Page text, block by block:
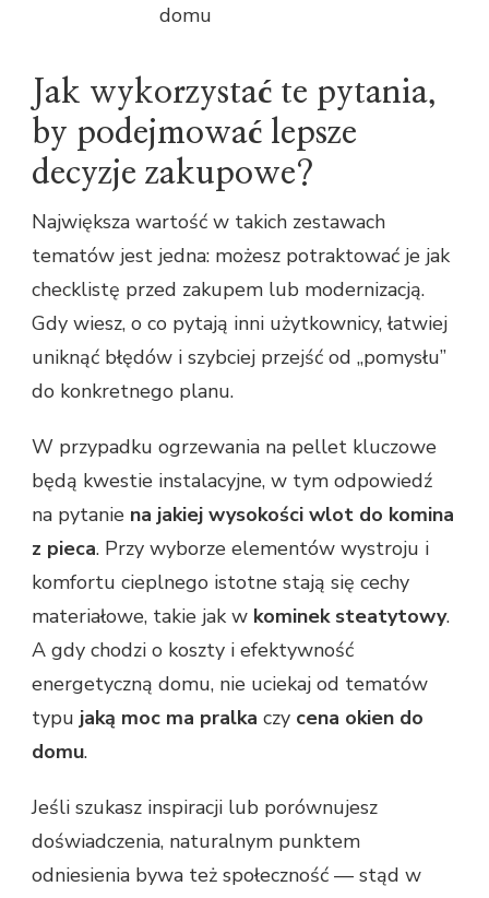
domu
Jak wykorzystać te pytania,
by podejmować lepsze
decyzje zakupowe?
Największa wartość w takich zestawach
tematów jest jedna: możesz potraktować je jak
checklistę przed zakupem lub modernizacją.
Gdy wiesz, o co pytają inni użytkownicy, łatwiej
uniknąć błędów i szybciej przejść od „pomysłu”
do konkretnego planu.
W przypadku ogrzewania na pellet kluczowe
będą kwestie instalacyjne, w tym odpowiedź
na pytanie na jakiej wysokości wlot do komina
z pieca. Przy wyborze elementów wystroju i
komfortu cieplnego istotne stają się cechy
materiałowe, takie jak w kominek steatytowy.
A gdy chodzi o koszty i efektywność
energetyczną domu, nie uciekaj od tematów
typu jaką moc ma pralka czy cena okien do
domu.
Jeśli szukasz inspiracji lub porównujesz
doświadczenia, naturalnym punktem
odniesienia bywa też społeczność — stąd w